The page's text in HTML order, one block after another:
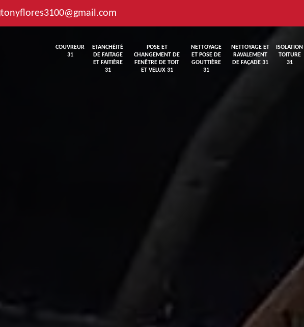
tonyflores3100@gmail.com
COUVREUR
31
ETANCHÉITÉ
DE FAITAGE
ET FAITIÈRE
31
POSE ET
CHANGEMENT DE
FENÊTRE DE TOIT
ET VELUX 31
NETTOYAGE
ET POSE DE
GOUTTIÈRE
31
NETTOYAGE ET
RAVALEMENT
DE FAÇADE 31
ISOLATION
TOITURE
31